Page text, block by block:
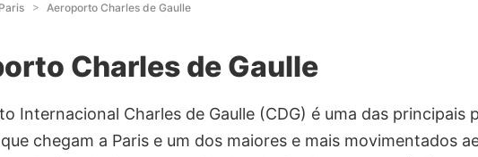
Paris Aeroporto Charles de Gaulle
Charles de Gaulle
Internacional Charles de Gaulle (CDG) é uma das principais
chegam a Paris e um dos maiores e mais movimentados